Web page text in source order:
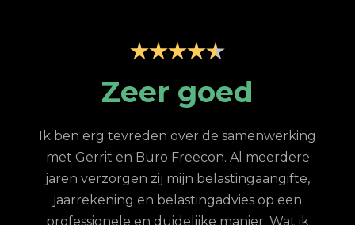
Zeer goed
Ik ben erg tevreden over de samenwerking
met Gerrit en Buro Freecon. Al meerdere
jaren verzorgen zij mijn belastingaangifte,
jaarrekening en belastingadvies op een
professionele en duidelijke manier. Wat ik